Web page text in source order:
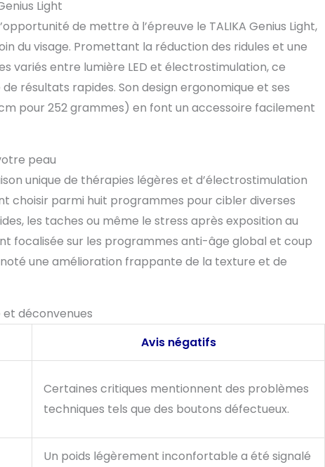
le clip Si vous avez choisi le mode « lumière +
», appuyez sur les flèches haut/bas pour
l'intensité souhaitée (de 1 à 20) Le programme choisi
puis s'arrête automatiquement en émettant un bip.
Lunette utiliser un chiffon microfibre. Électrodes
un antiseptique standard. RECHARGE Câble USB fourni
masque
Light
de mettre à l’épreuve le TALIKA Genius Light,
du visage. Promettant la réduction des ridules et une
variés entre lumière LED et électrostimulation, ce
résultats rapides. Son design ergonomique et ses
cm pour 252 grammes) en font un accessoire facilement
peau
unique de thérapies légères et d’électrostimulation
choisir parmi huit programmes pour cibler diverses
les taches ou même le stress après exposition au
focalisée sur les programmes anti-âge global et coup
noté une amélioration frappante de la texture et de
et déconvenues
Avis négatifs
Certaines critiques mentionnent des problèmes
techniques tels que des boutons défectueux.
Un poids légèrement inconfortable a été signalé